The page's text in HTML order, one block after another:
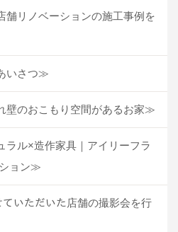
舗リノベーションの施工事例を
いさつ≫
壁のおこもり空間があるお家≫
ラル×造作家具｜アイリーフラ
ョン≫
いただいた店舗の撮影会を行